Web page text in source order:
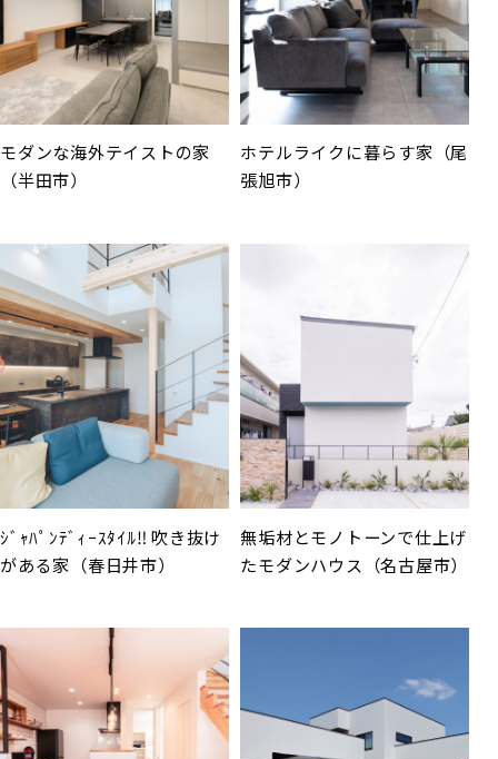
モダンな海外テイストの家
（半田市）
ホテルライクに暮らす家（尾
張旭市）
ｼﾞｬﾊﾟﾝﾃﾞｨｰｽﾀｲﾙ‼︎ 吹き抜け
がある家（春日井市）
無垢材とモノトーンで仕上げ
たモダンハウス（名古屋市）